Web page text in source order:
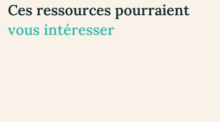
Ces ressources pourraient
vous intéresser